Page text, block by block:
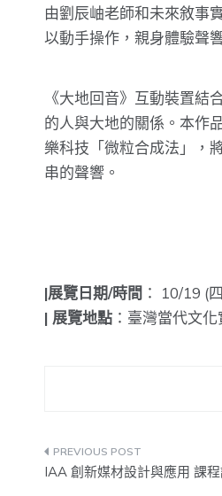
由劉辰岫老師和未來敘事
以動手操作，親身體驗聲
《大地回音》互動裝置
的人與大地的關係。本作
樂科技「微粒合成法」，
串的聲響。
|展覽日期/時間 ： 10/19 (
| 展覽地點 ：臺灣當代文
文
IAA 創新媒材設計與應用 課